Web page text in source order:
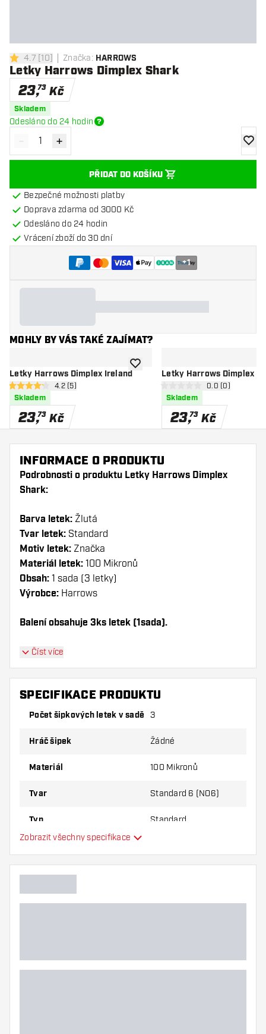
4.7 hodnoticí hvězdičky
4.7 [10] Značka: HARROWS
Letky Harrows Dimplex Shark
23,73 Kč
Skladem
Odesláno do 24 hodin
Snížit množství
- Zvýšit množství
+
PŘIDAT DO KOŠÍKU
Bezpečné možnosti platby
Doprava zdarma od 3000 Kč
Odesláno do 24 hodin
Vrácení zboží do 30 dní
+1
MOHLY BY VÁS TAKÉ ZAJÍMAT?
Letky Harrows Dimplex Ireland
otevřít panel recenzí
4.2 hodnoticí hvězdičky
4.2 (5)
Skladem
23,73 Kč
Přidat do seznamu přání
Letky Harrows Dimplex
otevřít panel
0 hodnoticí hvězdičky
0.0 (0)
Skladem
23,73 Kč
INFORMACE O PRODUKTU
Podrobnosti o produktu Letky Harrows Dimplex
Shark:
Barva letek: Žlutá
Tvar letek: Standard
Motiv letek: Značka
Materiál letek: 100 Mikronů
Obsah: 1 sada (3 letky)
Výrobce: Harrows
Balení obsahuje 3ks letek (1sada).
Dartshopper tip!
Ujistěte se, že máte po ruce dostatek letky a
násadky. Ty se mohou používáním poškodit
Vyzkoušejte jiný tvar, materiál nebo tloušťku
vyhovuje nejlépe!
Číst více
SPECIFIKACE PRODUKTU
Počet šipkových letek v sadě 3
Hráč šipek Žádné
Materiál 100 Mikronů
Tvar Standard 6 (NO6)
Typ Standard
Hlavní barva
Zobrazit všechny specifikace